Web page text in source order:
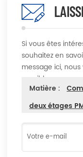
Si vous êtes
souhaitez en
message ici,
possible
Matière :
deux étages